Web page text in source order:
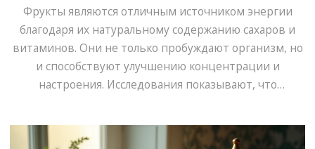
Фрукты являются отличным источником энергии
благодаря их натуральному содержанию сахаров и
витаминов. Они не только пробуждают организм, но
и способствуют улучшению концентрации и
настроения. Исследования показывают, что
рассматриваются фрукты, подпитывающие